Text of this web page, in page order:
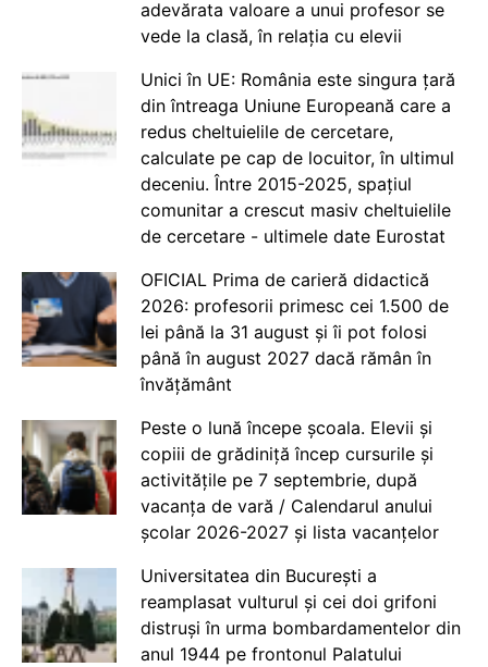
adevărata valoare a unui profesor se
vede la clasă, în relația cu elevii
Unici în UE: România este singura țară
din întreaga Uniune Europeană care a
redus cheltuielile de cercetare,
calculate pe cap de locuitor, în ultimul
deceniu. Între 2015-2025, spațiul
comunitar a crescut masiv cheltuielile
de cercetare - ultimele date Eurostat
OFICIAL Prima de carieră didactică
2026: profesorii primesc cei 1.500 de
lei până la 31 august și îi pot folosi
până în august 2027 dacă rămân în
învățământ
Peste o lună începe școala. Elevii și
copiii de grădiniță încep cursurile și
activitățile pe 7 septembrie, după
vacanța de vară / Calendarul anului
școlar 2026-2027 și lista vacanțelor
Universitatea din București a
reamplasat vulturul și cei doi grifoni
distruși în urma bombardamentelor din
anul 1944 pe frontonul Palatului